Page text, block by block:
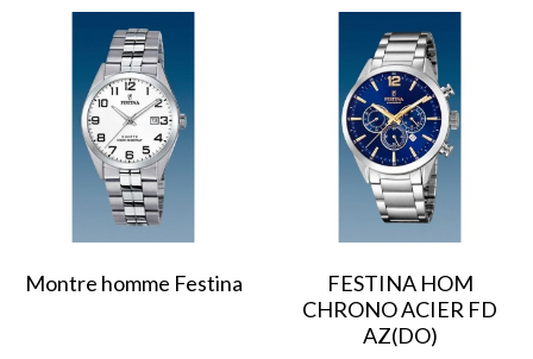
Montre homme Festina
FESTINA HOM
CHRONO ACIER FD
AZ(DO)